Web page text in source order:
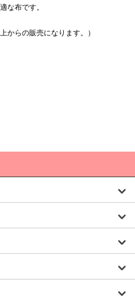
な布です。
からの販売になります。）